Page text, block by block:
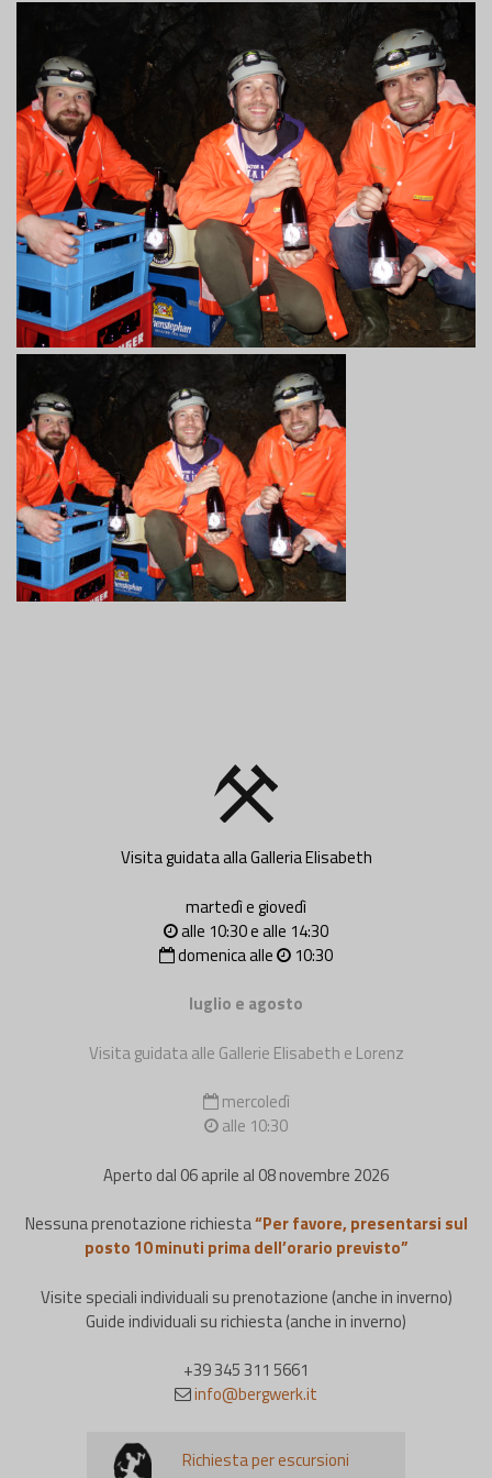
Visita guidata alla Galleria Elisabeth
martedì e giovedì
alle 10:30 e alle 14:30
domenica alle
10:30
luglio e agosto
Visita guidata alle Gallerie Elisabeth e Lorenz
mercoledì
alle 10:30
Aperto dal 06 aprile al 08 novembre 2026
Nessuna prenotazione richiesta“Per favore, presentarsi sul
posto 10 minuti prima dell’orario previsto”
Visite speciali individuali su prenotazione (anche in inverno)
Guide individuali su richiesta (anche in inverno)
+39 345 311 5661
info@bergwerk.it
Richiesta per escursioni